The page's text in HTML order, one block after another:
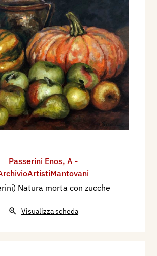
Passerini Enos, A -
Natura morta con zucche
Visualizza scheda